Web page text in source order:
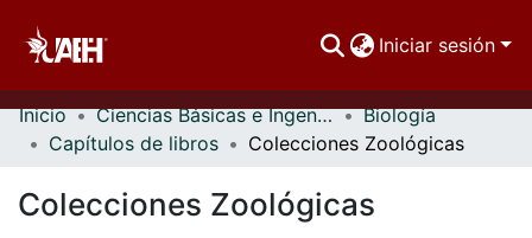
Iniciar sesión
Comunidades
Inicio Ciencias Básicas e Ingeniería
Biología
Capítulos de libros
Colecciones Zoológicas
Colecciones Zoológicas